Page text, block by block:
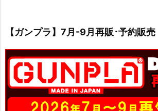
【ガンプラ】7月-9月再販･予約販売